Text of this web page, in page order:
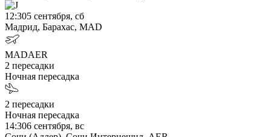
12:305 сентября, сб
Мадрид, Барахас, MAD
MADAER
2 пересадки
Ночная пересадка
2 пересадки
Ночная пересадка
14:306 сентября, вс